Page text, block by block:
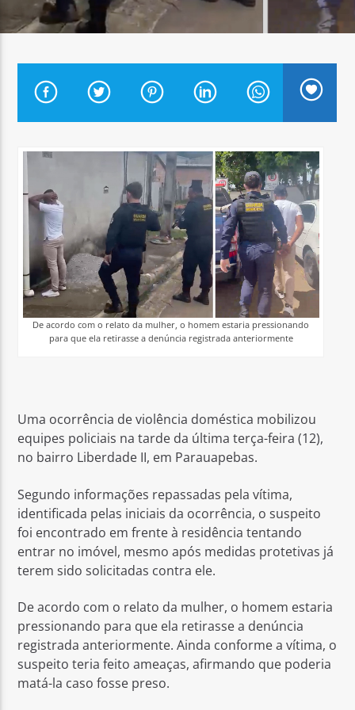
De acordo com o relato da mulher, o homem estaria pressionando
para que ela retirasse a denúncia registrada anteriormente
Uma ocorrência de violência doméstica mobilizou
equipes policiais na tarde da última terça-feira (12),
no bairro Liberdade II, em Parauapebas.
Segundo informações repassadas pela vítima,
identificada pelas iniciais da ocorrência, o suspeito
foi encontrado em frente à residência tentando
entrar no imóvel, mesmo após medidas protetivas já
terem sido solicitadas contra ele.
De acordo com o relato da mulher, o homem estaria
pressionando para que ela retirasse a denúncia
registrada anteriormente. Ainda conforme a vítima, o
suspeito teria feito ameaças, afirmando que poderia
matá-la caso fosse preso.